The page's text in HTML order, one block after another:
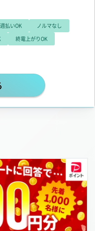
払いOK
ノルマなし
終電上がりOK
ャッチ・ノルマ・罰